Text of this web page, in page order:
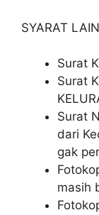
SYARAT
Surat
Surat
Surat
dari
gak
masih